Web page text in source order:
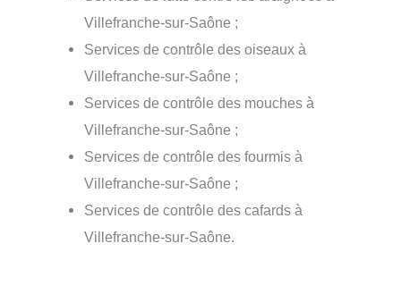
Villefranche-sur-Saône ;
Services de contrôle des oiseaux à
Villefranche-sur-Saône ;
Services de contrôle des mouches à
Villefranche-sur-Saône ;
Services de contrôle des fourmis à
Villefranche-sur-Saône ;
Services de contrôle des cafards à
Villefranche-sur-Saône.